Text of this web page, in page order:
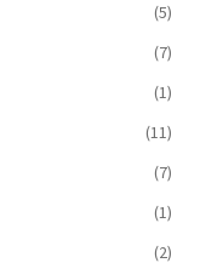
(5)
(7)
(1)
(11)
(7)
(1)
(2)